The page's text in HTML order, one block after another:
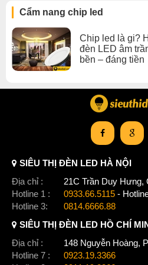
Kết luận:
CertaDrive 6W 0.15A 40V LPF I
hiệu quả cao, nhỏ gọn và giá cả
cho các ứng dụng chiếu sáng cần
toàn.
Chip Led dưới 10w,Chip Led đèn
Cẩm nang chip led
Chip led là gi?
đèn LED âm
bền – đáng tiền
SIÊU THỊ ĐÈN LED HÀ NỘI
Địa chỉ :
21C Trần Duy Hưng,
Hotline 1 :
0933.66.5115 -
Hotline 3:
0814.6666.88
SIÊU THỊ ĐÈN LED HỒ CHÍ
Địa chỉ :
148 Nguyễn Hoàng,
Hotline 7 :
0923.19.3366